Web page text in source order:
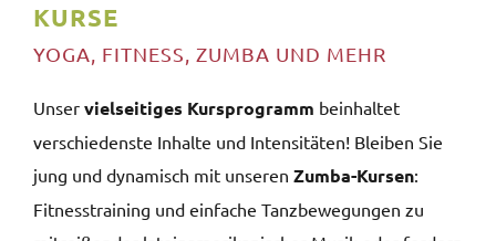
KURSE
YOGA, FITNESS, ZUMBA UND MEHR
Unser vielseitiges Kursprogramm beinhaltet
verschiedenste Inhalte und Intensitäten! Bleiben Sie
jung und dynamisch mit unseren Zumba-Kursen:
Fitnesstraining und einfache Tanzbewegungen zu